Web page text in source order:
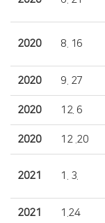
2020 8. 16
2020 9. 27
2020 12. 6
2020 12 .20
2021 1. 3.
2021 1.24